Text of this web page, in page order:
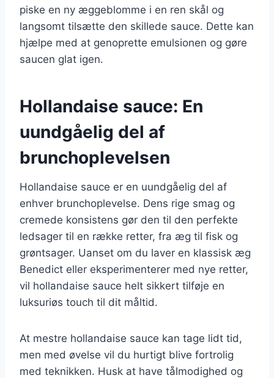
piske en ny æggeblomme i en ren skål og
langsomt tilsætte den skillede sauce. Dette kan
hjælpe med at genoprette emulsionen og gøre
saucen glat igen.
Hollandaise sauce: En
uundgåelig del af
brunchoplevelsen
Hollandaise sauce er en uundgåelig del af
enhver brunchoplevelse. Dens rige smag og
cremede konsistens gør den til den perfekte
ledsager til en række retter, fra æg til fisk og
grøntsager. Uanset om du laver en klassisk æg
Benedict eller eksperimenterer med nye retter,
vil hollandaise sauce helt sikkert tilføje en
luksuriøs touch til dit måltid.
At mestre hollandaise sauce kan tage lidt tid,
men med øvelse vil du hurtigt blive fortrolig
med teknikken. Husk at have tålmodighed og